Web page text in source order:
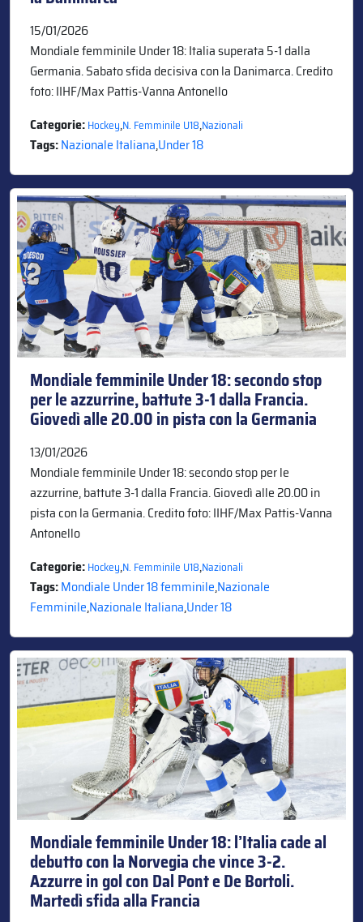
15/01/2026
Mondiale femminile Under 18: Italia superata 5-1 dalla
Germania. Sabato sfida decisiva con la Danimarca. Credito
foto: IIHF/Max Pattis-Vanna Antonello
Categorie:Hockey,N. Femminile U18,Nazionali
Tags:Nazionale Italiana,Under 18
Mondiale femminile Under 18: secondo stop
per le azzurrine, battute 3-1 dalla Francia.
Giovedì alle 20.00 in pista con la Germania
13/01/2026
Mondiale femminile Under 18: secondo stop per le
azzurrine, battute 3-1 dalla Francia. Giovedì alle 20.00 in
pista con la Germania. Credito foto: IIHF/Max Pattis-Vanna
Antonello
Categorie:Hockey,N. Femminile U18,Nazionali
Tags:Mondiale Under 18 femminile,Nazionale
Femminile,Nazionale Italiana,Under 18
Mondiale femminile Under 18: l’Italia cade al
debutto con la Norvegia che vince 3-2.
Azzurre in gol con Dal Pont e De Bortoli.
Martedì sfida alla Francia